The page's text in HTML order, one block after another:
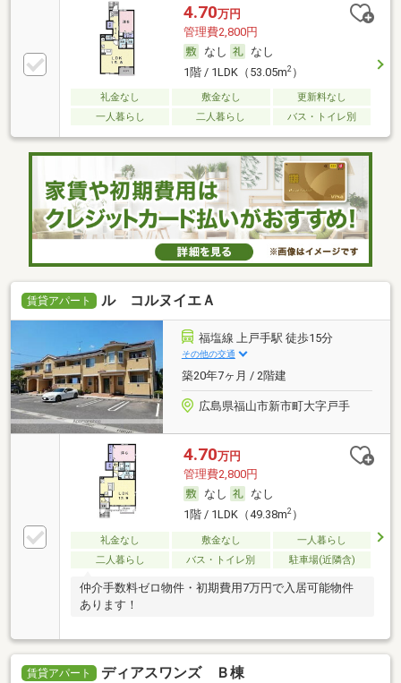
4.70万円
管理費2,800円
なし
なし
1階 / 1LDK（53.05m2）
礼金なし 敷金なし
更新料なし
一人暮らし
二人暮らし バス・トイレ別
賃貸アパート ル コルヌイエＡ
福塩線 上戸手駅 徒歩15分
その他の交通
築20年7ヶ月 / 2階建
広島県福山市新市町大字戸手
4.70万円
管理費2,800円
なし
なし
1階 / 1LDK（49.38m2）
礼金なし 敷金なし
一人暮らし
二人暮らし
バス・トイレ別 駐車場(近隣含)
仲介手数料ゼロ物件・初期費用7万円で入居可能物件
あります！
賃貸アパート ディアスワンズ Ｂ棟